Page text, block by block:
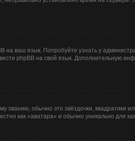
на ваш язык. Попробуйте узнать у
phpBB на свой язык. Дополнительную
обычно это звёздочки, квадратики
как «аватара» и обычно уникально для